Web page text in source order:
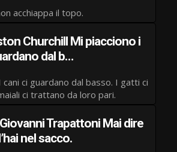
Il gatto con i guanti non acchiappa il topo.
Churchill Mi piacciono i
dal b…
guardano dall'alto. I maiali ci trattano da loro pari.
Trapattoni Mai dire
nel sacco.